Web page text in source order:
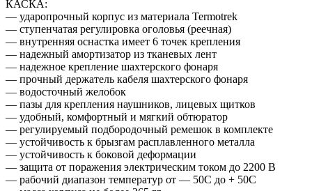
КАСКА:
— ударопрочный корпус из материала Termotrek
— ступенчатая регулировка оголовья (реечная)
— внутренняя оснастка имеет 6 точек крепления
— надежный амортизатор из тканевых лент
— надежное крепление шахтерского фонаря
— прочный держатель кабеля шахтерского фонаря
— водосточный желобок
— пазы для крепления наушников, лицевых щитков
— удобный, комфортный и мягкий обтюратор
— регулируемый подбородочный ремешок в комплекте
— устойчивость к брызгам расплавленного металла
— устойчивость к боковой деформации
— защита от поражения электрическим током до 2200 В
— рабочий диапазон температур от — 50С до + 50С